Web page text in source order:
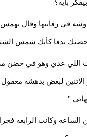
في رقابتها وقال
بدفا كأنك شمس
عدي وهو في حضن
لبعض بدهشه
"
الساعه وكانت الرابعه